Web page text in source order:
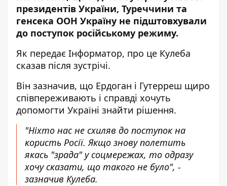
президентів України, Туреччини та
генсека ООН Україну не підштовхували
до поступок російському режиму.
Як передає Інформатор, про це Кулеба
сказав після зустрічі.
Він зазначив, що Ердоган і Гутерреш щиро
співпереживають і справді хочуть
допомогти Україні знайти рішення.
"Ніхто нас не схиляв до поступок на
користь Росії. Якщо знову полетить
якась "зрада" у соцмережах, то одразу
хочу сказати, що такого не було", -
зазначив Кулеба.